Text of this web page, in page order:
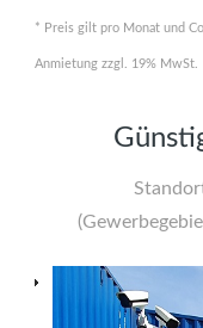
* Preis gilt pro Monat und
Anmietung zzgl. 19% MwSt.